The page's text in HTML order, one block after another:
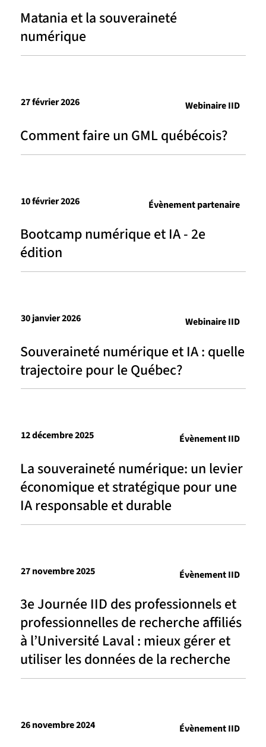
Matania et la souveraineté
numérique
Comment faire un GML québécois?
27 février 2026 Webinaire IID
Bootcamp numérique et IA - 2e
édition
10 février 2026 Évènement partenaire
Souveraineté numérique et IA : quelle
trajectoire pour le Québec?
30 janvier 2026 Webinaire IID
La souveraineté numérique: un levier
économique et stratégique pour une
IA responsable et durable
12 décembre 2025 Évènement IID
3e Journée IID des professionnels et
professionnelles de recherche affiliés
à l’Université Laval : mieux gérer et
utiliser les données de la recherche
27 novembre 2025 Évènement IID
26 novembre 2024 Évènement IID